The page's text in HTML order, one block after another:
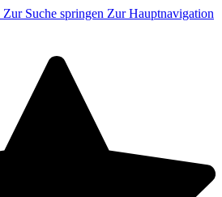
Zur Suche springen Zur Hauptnavigation